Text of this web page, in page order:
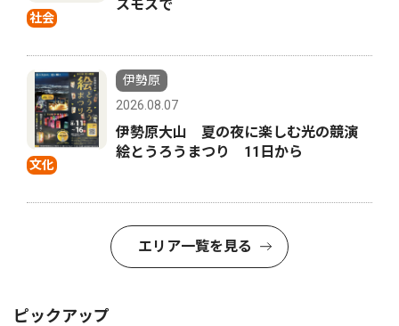
社会
スモスで
文化
伊勢原
2026.08.07
伊勢原大山 夏の夜に楽しむ光の競演
絵とうろうまつり 11日から
エリア一覧を見る
ピックアップ